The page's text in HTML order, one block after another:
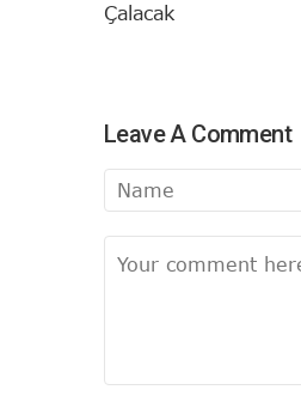
Çalacak
Leave A Comment